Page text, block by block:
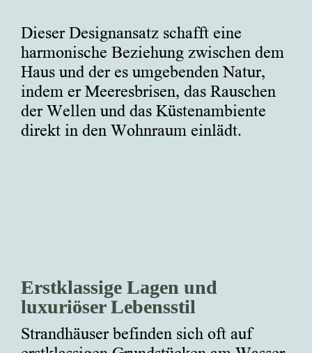
Dieser Designansatz schafft eine
harmonische Beziehung zwischen dem
Haus und der es umgebenden Natur,
indem er Meeresbrisen, das Rauschen
der Wellen und das Küstenambiente
direkt in den Wohnraum einlädt.
Erstklassige Lagen und
luxuriöser Lebensstil
Strandhäuser befinden sich oft auf